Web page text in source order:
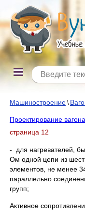
Машиностроение \
Проектирование
страница 12
- для нагревателей,
Ом одной цепи из
элементов, не менее
параллельно
групп;
Активное